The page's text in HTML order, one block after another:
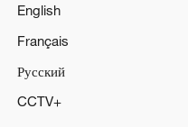
English
Français
Русский
CCTV+